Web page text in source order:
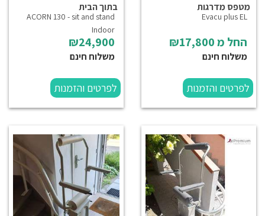
מטפס מדרגות
Evacu plus EL
החל מ
משלוח חינם
לפרטים והזמנות
בתוך הבית
ACORN 130 - sit and stand
Indoor
₪24,900
משלוח חינם
לפרטים והזמנות